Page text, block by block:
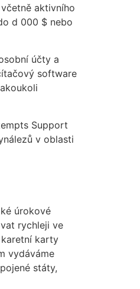
aktivního
d 000 $ nebo
účty a
software
Support
v oblasti
úrokové
rychleji ve
karty
vydáváme
státy,